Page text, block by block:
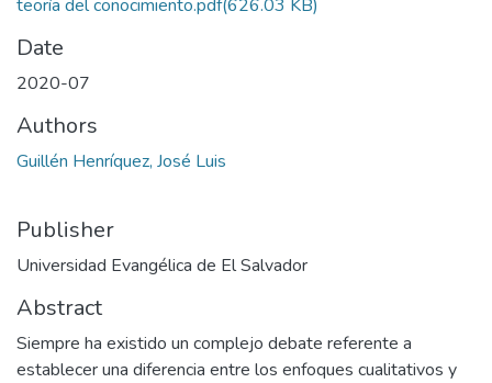
teoría del conocimiento.pdf(626.03 KB)
Date
2020-07
Authors
Guillén Henríquez, José Luis
Publisher
Universidad Evangélica de El Salvador
Abstract
Siempre ha existido un complejo debate referente a
establecer una diferencia entre los enfoques cualitativos y